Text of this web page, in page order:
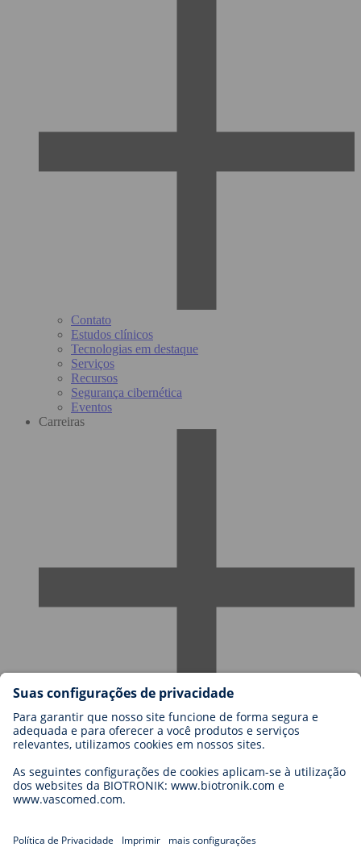
Contato
Estudos clínicos
Tecnologias em destaque
Serviços
Recursos
Segurança cibernética
Eventos
Carreiras
Blog
Contato